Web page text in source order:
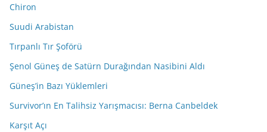
Chiron
Suudi Arabistan
Tırpanlı Tır Şoförü
Şenol Güneş de Satürn Durağından Nasibini Aldı
Güneş’in Bazı Yüklemleri
Survivor’ın En Talihsiz Yarışmacısı: Berna Canbeldek
Karşıt Açı